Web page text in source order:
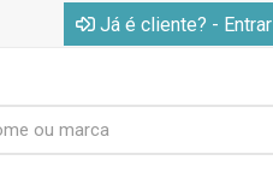
Já é cliente? - Entrar